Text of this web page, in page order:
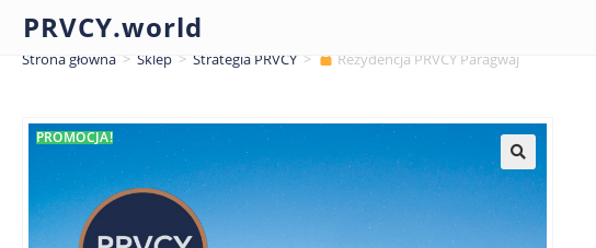
PRVCY.world
Strona główna > Sklep > Strategia PRVCY > Rezydencja PRVCY Paragwaj
PROMOCJA!